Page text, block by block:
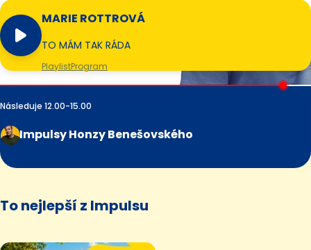
MARIE ROTTROVÁ
TO MÁM TAK RÁDA
PlaylistProgram
Následuje 12.00-15.00
Impulsy Honzy Benešovského
To nejlepší z Impulsu